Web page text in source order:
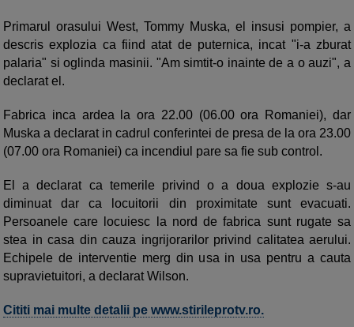
Primarul orasului West, Tommy Muska, el insusi pompier, a
descris explozia ca fiind atat de puternica, incat "i-a zburat
palaria" si oglinda masinii. "Am simtit-o inainte de a o auzi", a
declarat el.
Fabrica inca ardea la ora 22.00 (06.00 ora Romaniei), dar
Muska a declarat in cadrul conferintei de presa de la ora 23.00
(07.00 ora Romaniei) ca incendiul pare sa fie sub control.
El a declarat ca temerile privind o a doua explozie s-au
diminuat dar ca locuitorii din proximitate sunt evacuati.
Persoanele care locuiesc la nord de fabrica sunt rugate sa
stea in casa din cauza ingrijorarilor privind calitatea aerului.
Echipele de interventie merg din usa in usa pentru a cauta
supravietuitori, a declarat Wilson.
Cititi mai multe detalii pe www.stirileprotv.ro.